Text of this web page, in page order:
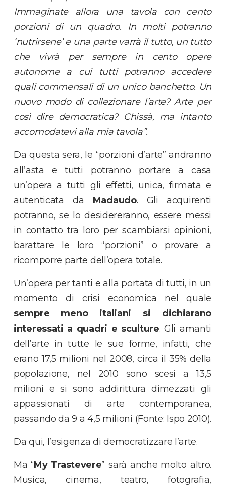
Immaginate allora una tavola con cento
porzioni di un quadro. In molti potranno
‘nutrirsene’ e una parte varrà il tutto, un tutto
che vivrà per sempre in cento opere
autonome a cui tutti potranno accedere
quali commensali di un unico banchetto. Un
nuovo modo di collezionare l’arte? Arte per
così dire democratica? Chissà, ma intanto
accomodatevi alla mia tavola”.
Da questa sera, le “porzioni d’arte” andranno
all’asta e tutti potranno portare a casa
un’opera a tutti gli effetti, unica, firmata e
autenticata da Madaudo. Gli acquirenti
potranno, se lo desidereranno, essere messi
in contatto tra loro per scambiarsi opinioni,
barattare le loro “porzioni” o provare a
ricomporre parte dell’opera totale.
Un’opera per tanti e alla portata di tutti, in un
momento di crisi economica nel quale
sempre meno italiani si dichiarano
interessati a quadri e sculture. Gli amanti
dell’arte in tutte le sue forme, infatti, che
erano 17,5 milioni nel 2008, circa il 35% della
popolazione, nel 2010 sono scesi a 13,5
milioni e si sono addirittura dimezzati gli
appassionati di arte contemporanea,
passando da 9 a 4,5 milioni (Fonte: Ispo 2010).
Da qui, l’esigenza di democratizzare l’arte.
Ma “My Trastevere” sarà anche molto altro.
Musica, cinema, teatro, fotografia,